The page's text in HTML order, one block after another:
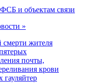
и объектам связи
»
жителя
почты,
крови
гауляйтер